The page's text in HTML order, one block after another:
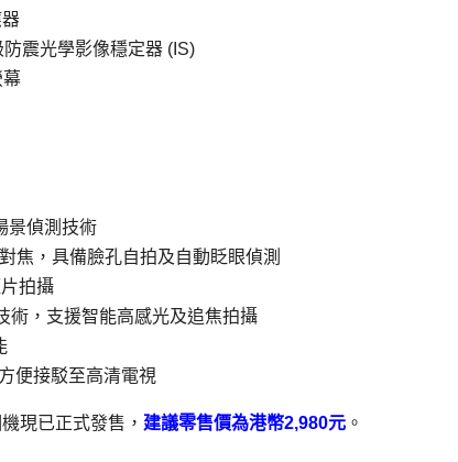
震光學影像穩定器 (IS)
幕
景偵測技術
焦，具備臉孔自拍及自動眨眼偵測
拍攝
術，支援智能高感光及追焦拍攝
便接駁至高清電視
現已正式發售， 建議零售價為港幣2,980元 。